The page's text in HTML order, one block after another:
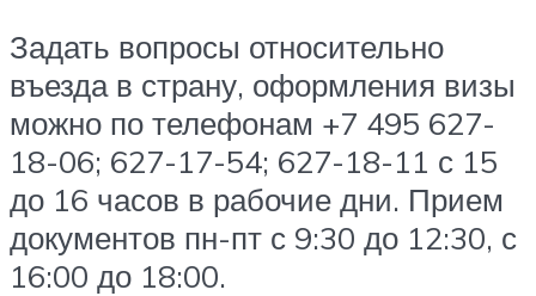
Задать вопросы относительно
въезда в страну, оформления визы
можно по телефонам +7 495 627-
18-06; 627-17-54; 627-18-11 с 15
до 16 часов в рабочие дни. Прием
документов пн-пт с 9:30 до 12:30, с
16:00 до 18:00.